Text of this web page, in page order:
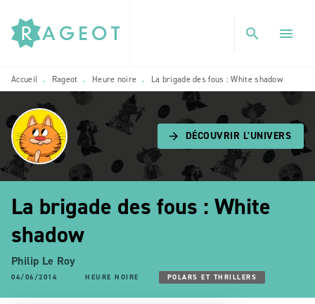
MENU RECHERCHE
PIED DE PAGE
search menu
Accueil • Rageot • Heure noire • La brigade des fous : White shadow
arrow_forward DÉCOUVRIR L'UNIVERS
La brigade des fous : White
shadow
Philip Le Roy
04/06/2014 HEURE NOIRE POLARS ET THRILLERS